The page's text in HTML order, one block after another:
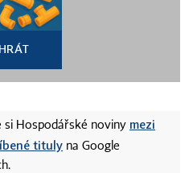
HRÁT
si Hospodářské noviny mezi
tituly na Google